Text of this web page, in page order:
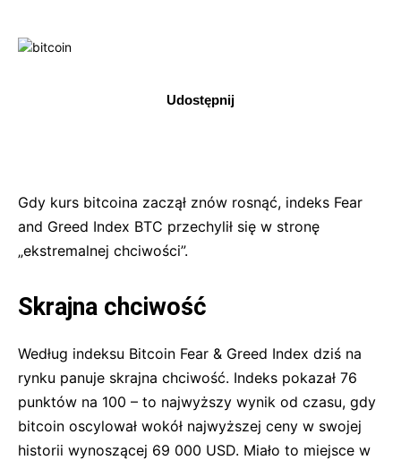
Udostępnij
Gdy kurs bitcoina zaczął znów rosnąć, indeks Fear
and Greed Index BTC przechylił się w stronę
„ekstremalnej chciwości”.
Skrajna chciwość
Według indeksu Bitcoin Fear & Greed Index dziś na
rynku panuje skrajna chciwość. Indeks pokazał 76
punktów na 100 – to najwyższy wynik od czasu, gdy
bitcoin oscylował wokół najwyższej ceny w swojej
historii wynoszącej 69 000 USD. Miało to miejsce w